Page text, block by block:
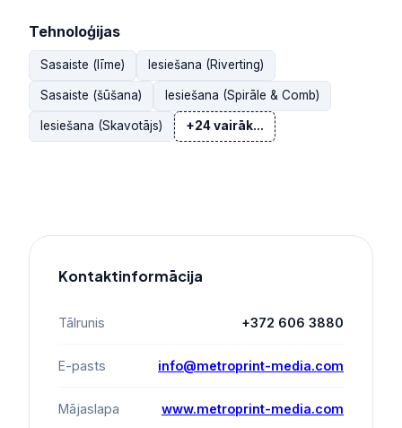
Tehnoloģijas
Sasaiste (līme) Iesiešana (Riverting)
Sasaiste (šūšana) Iesiešana (Spirāle & Comb)
Iesiešana (Skavotājs) +24 vairāk...
Kontaktinformācija
Tālrunis +372 606 3880
E-pasts info@metroprint-media.com
Mājaslapa www.metroprint-media.com